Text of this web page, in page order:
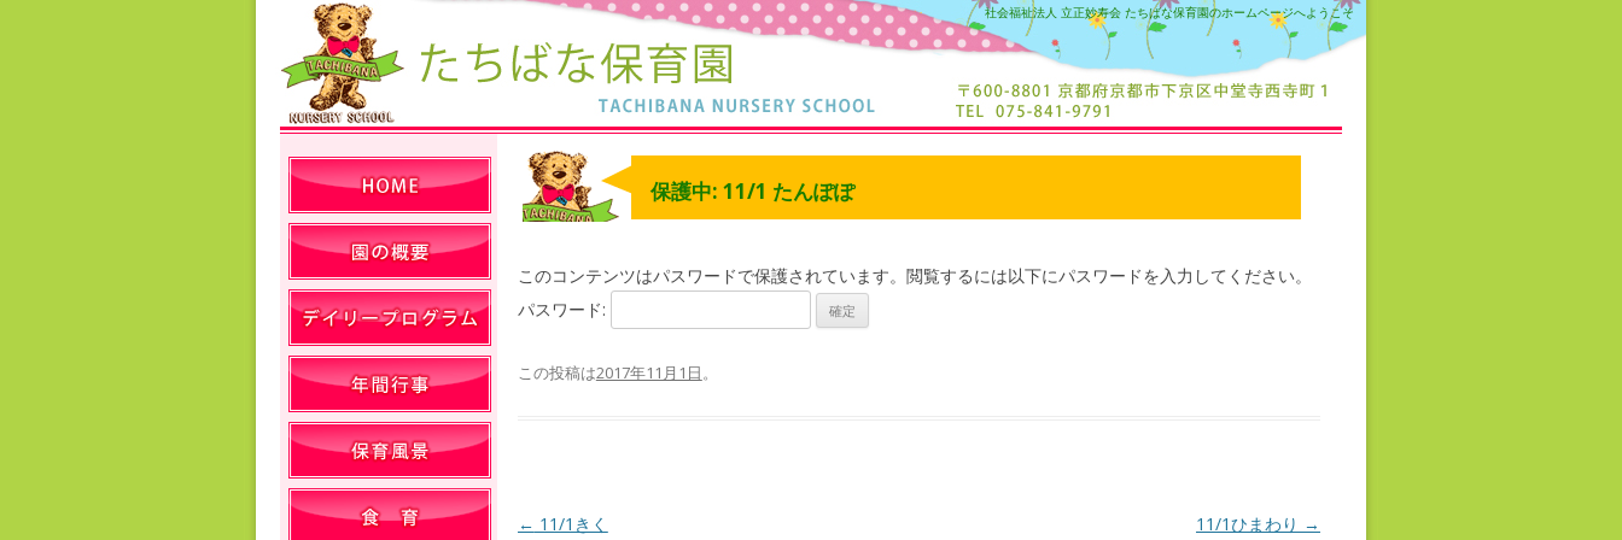
社会福祉法人 立正妙寿会 たちばな保育園のホームページへようこそ
保護中: 11/1 たんぽぽ
このコンテンツはパスワードで保護されています。閲覧するには以下にパスワードを入力してください。
パスワード:
この投稿は2017年11月1日。
← 11/1きく 11/1ひまわり →